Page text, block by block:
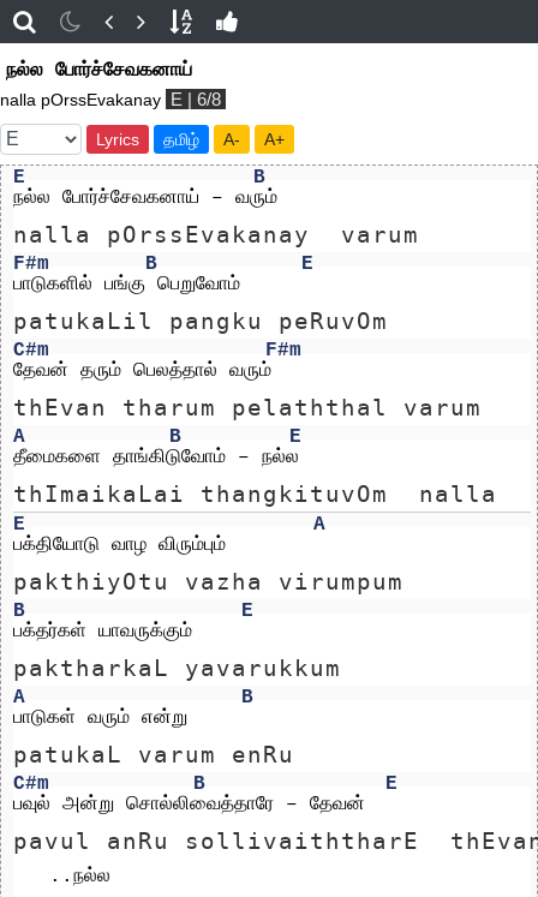
நல்ல போர்ச்சேவகனாய்
nalla pOrssEvakanay E | 6/8
Lyrics தமிழ் A- A+
E
B
நல்ல போர்ச்சேவகனாய் – வரும்
nalla pOrssEvakanay  varum
F#m B
E
பாடுகளில் பங்கு பெறுவோம்
patukaLil pangku peRuvOm
C#m
F#m
தேவன் தரும் பெலத்தால் வரும்
thEvan tharum pelaththal varum
A B
E
தீமைகளை தாங்கிடுவோம் – நல்ல
thImaikaLai thangkituvOm  nalla
E
A
பக்தியோடு வாழ விரும்பும்
pakthiyOtu vazha virumpum
B
E
பக்தர்கள் யாவருக்கும்
paktharkaL yavarukkum
A
B
பாடுகள் வரும் என்று
patukaL varum enRu
C#m B
E
பவுல் அன்று சொல்லிவைத்தாரே – தேவன்
pavul anRu sollivaiththarE
   ..நல்ல